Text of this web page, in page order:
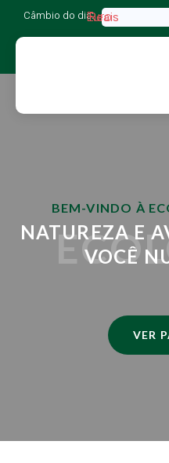
Câmbio do dia:Euro
Reais
BEM-VINDO À
NATUREZA E
VOCÊ
VER